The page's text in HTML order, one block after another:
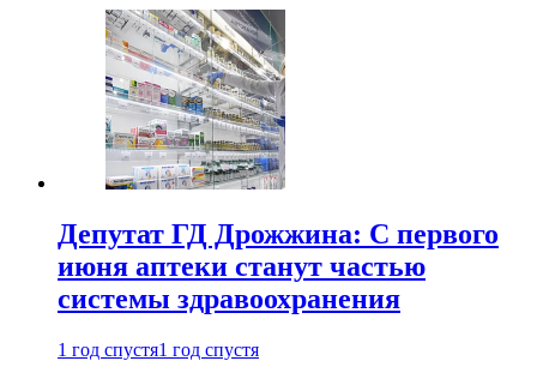
Депутат ГД Дрожжина: С первого
июня аптеки станут частью
системы здравоохранения
1 год спустя1 год спустя